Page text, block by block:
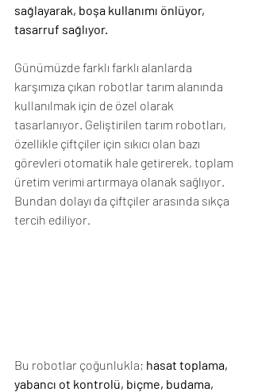
sağlayarak, boşa kullanımı önlüyor,
tasarruf sağlıyor.
Günümüzde farklı farklı alanlarda
karşımıza çıkan robotlar tarım alanında
kullanılmak için de özel olarak
tasarlanıyor. Geliştirilen tarım robotları,
özellikle çiftçiler için sıkıcı olan bazı
görevleri otomatik hale getirerek, toplam
üretim verimi artırmaya olanak sağlıyor.
Bundan dolayı da çiftçiler arasında sıkça
tercih ediliyor.
Bu robotlar çoğunlukla; hasat toplama,
yabancı ot kontrolü, biçme, budama,